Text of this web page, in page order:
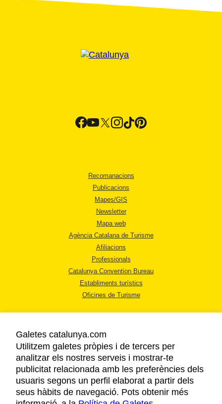
Recomanacions
Publicacions
Mapes/GIS
Newsletter
Mapa web
Agència Catalana de Turisme
Afiliacions
Professionals
Catalunya Convention Bureau
Establiments turístics
Oficines de Turisme
AVÍS LEGAL
POLÍTICA DE PRIVACITAT
COOKIES
ACCESSIBILITAT
Galetes catalunya.com
Utilitzem galetes pròpies i de tercers per
analitzar els nostres serveis i mostrar-te
publicitat relacionada amb les preferències dels
usuaris segons un perfil elaborat a partir dels
seus hàbits de navegació. Pots obtenir més